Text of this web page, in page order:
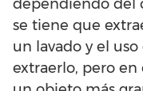
dependiendo del
se tiene que
un lavado y el
extraerlo, pero en